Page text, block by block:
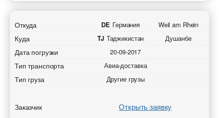
Откуда DE Германия Weil am Rhein
Куда TJ Таджикистан Душанбе
Дата погрузки 20-09-2017
Тип транспорта Авиа-доставка
Тип груза Другие грузы
Заказчик Открыть заявку